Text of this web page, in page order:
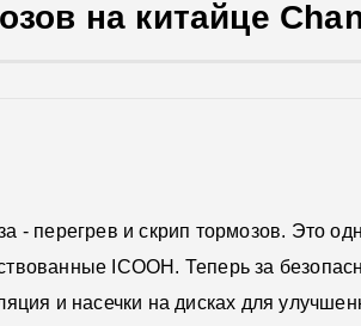
на китайце
- перегрев и скрип тормозов. Это
ICOOH. Теперь за
и насечки на дисках для